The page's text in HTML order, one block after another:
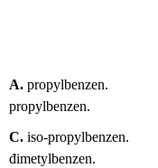
A.
propylbenzen.
C. iso-
đimetylbenzen.